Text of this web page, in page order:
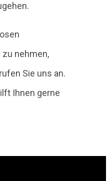
nehmen,
Sie uns an.
Ihnen gerne